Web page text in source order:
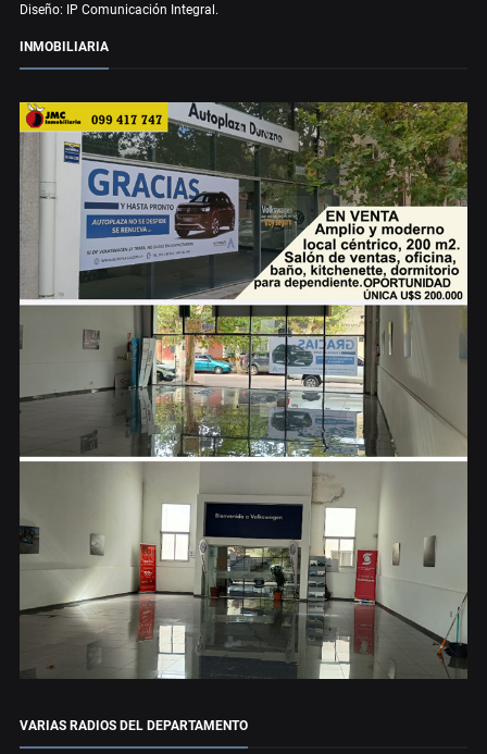
Diseño: IP Comunicación Integral.
INMOBILIARIA
VARIAS RADIOS DEL DEPARTAMENTO